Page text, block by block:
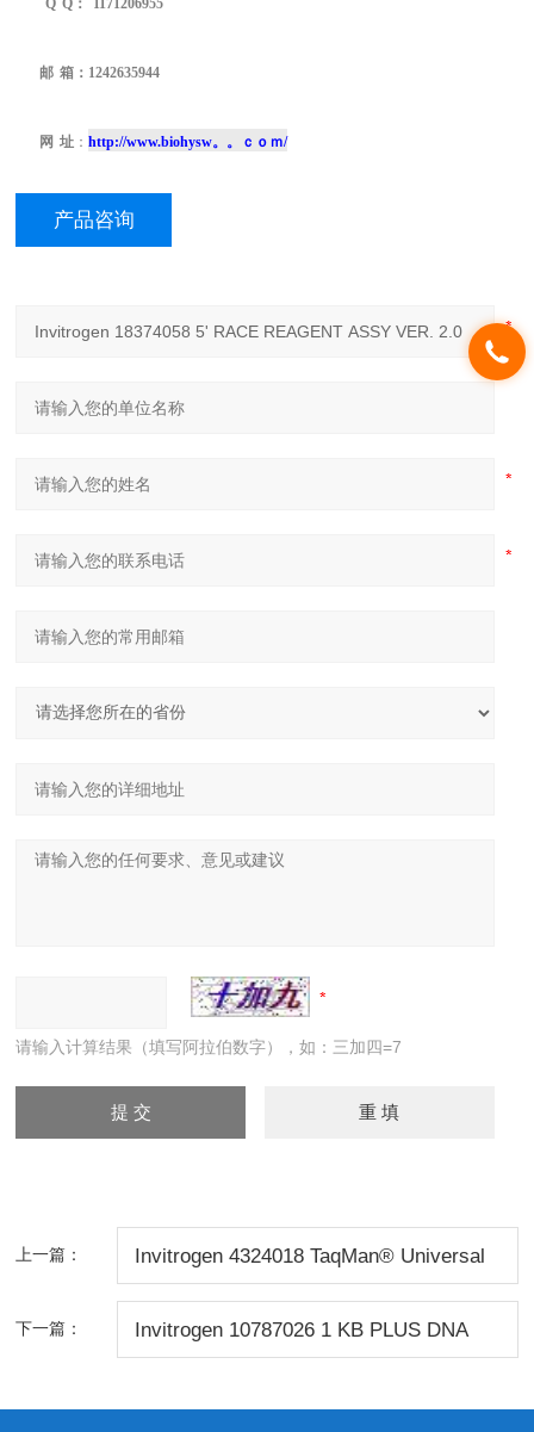
Q Q ： 1171206955
邮 箱：1242635944
网 址 ：http://www.biohysw。。ｃｏｍ/
产品咨询
请输入计算结果（填写阿拉伯数字），如：三加四=7
上一篇： Invitrogen 4324018 TaqMan® Universal
下一篇： Invitrogen 10787026 1 KB PLUS DNA